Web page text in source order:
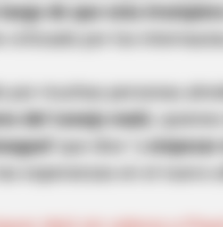
de que esta
muchas personas
del 'conejo malo',
que dice "y
esperanzas en el nuevo